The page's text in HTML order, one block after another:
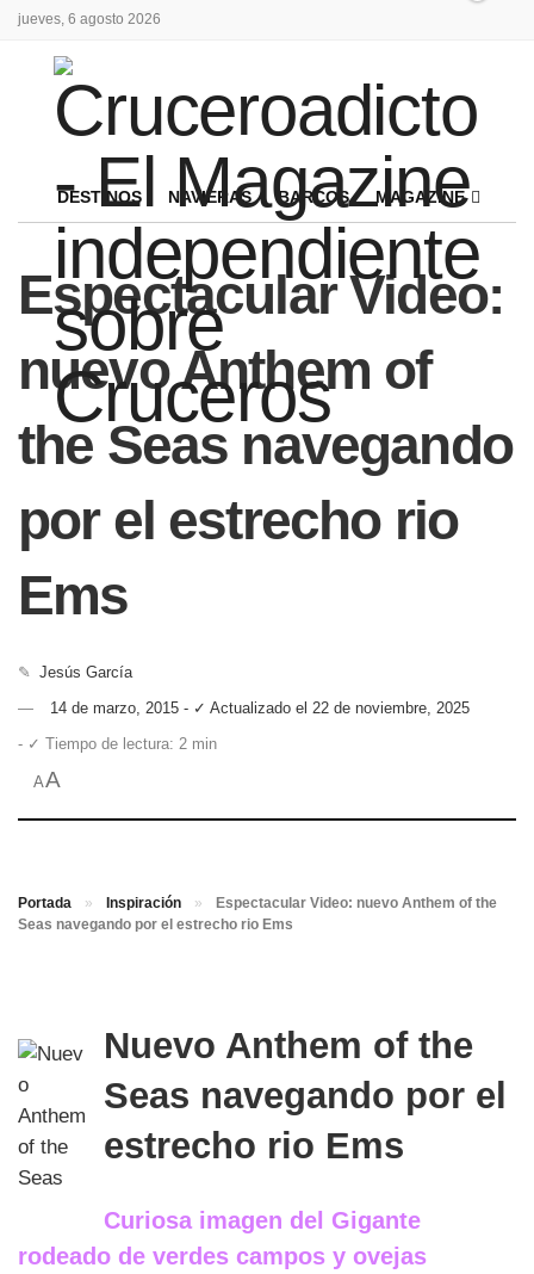
jueves, 6 agosto 2026
DESTINOS NAVIERAS BARCOS MAGAZINE
Espectacular Video:
nuevo Anthem of
the Seas navegando
por el estrecho rio
Ems
✎ Jesús García
14 de marzo, 2015 - ✓ Actualizado el 22 de noviembre, 2025
- ✓ Tiempo de lectura: 2 min
AA
Portada » Inspiración »
Espectacular Video: nuevo Anthem of the
Seas navegando por el estrecho rio Ems
Nuevo Anthem of the
Seas navegando por el
estrecho rio Ems
Curiosa imagen del Gigante
rodeado de verdes campos y ovejas